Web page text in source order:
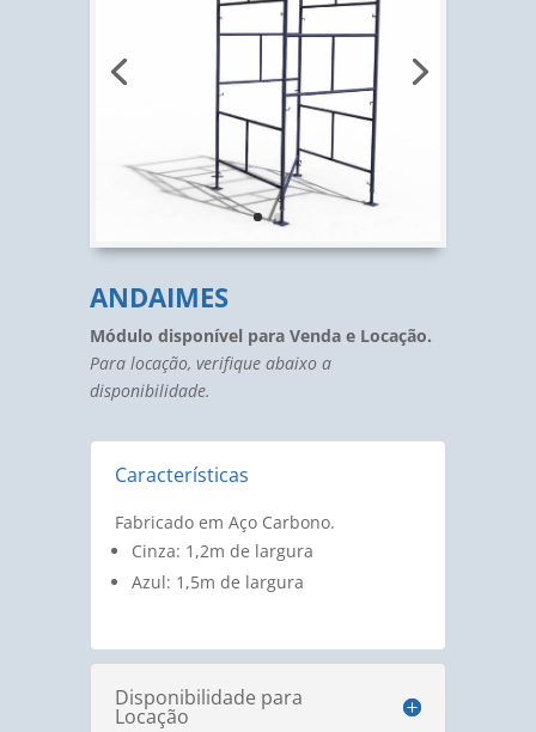
ANDAIMES
Módulo disponível para Venda e Locação.
Para locação, verifique abaixo a
disponibilidade.
Características
Fabricado em Aço Carbono.
Cinza: 1,2m de largura
Azul: 1,5m de largura
Disponibilidade para
Locação